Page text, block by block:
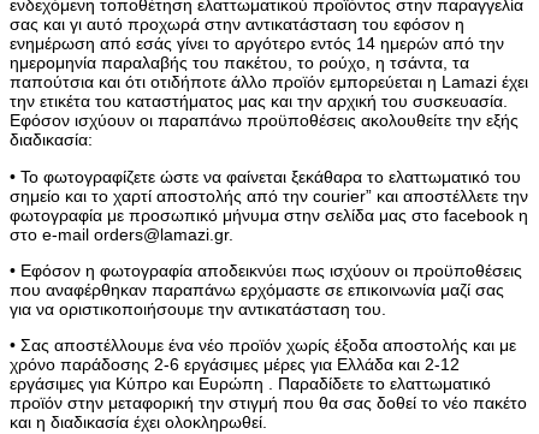
ενδεχόμενη τοποθέτηση ελαττωματικού προϊόντος στην παραγγελία
σας και γι αυτό προχωρά στην αντικατάσταση του εφόσον η
ενημέρωση από εσάς γίνει το αργότερο εντός 14 ημερών από την
ημερομηνία παραλαβής του πακέτου, το ρούχο, η τσάντα, τα
παπούτσια και ότι οτιδήποτε άλλο προϊόν εμπορεύεται η Lamazi έχει
την ετικέτα του καταστήματος μας και την αρχική του συσκευασία.
Εφόσον ισχύουν οι παραπάνω προϋποθέσεις ακολουθείτε την εξής
διαδικασία:
• Το φωτογραφίζετε ώστε να φαίνεται ξεκάθαρα το ελαττωματικό του
σημείο και το χαρτί αποστολής από την courier” και αποστέλλετε την
φωτογραφία με προσωπικό μήνυμα στην σελίδα μας στο facebook η
στο e-mail orders@lamazi.gr.
• Εφόσον η φωτογραφία αποδεικνύει πως ισχύουν οι προϋποθέσεις
που αναφέρθηκαν παραπάνω ερχόμαστε σε επικοινωνία μαζί σας
για να οριστικοποιήσουμε την αντικατάσταση του.
• Σας αποστέλλουμε ένα νέο προϊόν χωρίς έξοδα αποστολής και με
χρόνο παράδοσης 2-6 εργάσιμες μέρες για Ελλάδα και 2-12
εργάσιμες για Κύπρο και Ευρώπη . Παραδίδετε το ελαττωματικό
προϊόν στην μεταφορική την στιγμή που θα σας δοθεί το νέο πακέτο
και η διαδικασία έχει ολοκληρωθεί.